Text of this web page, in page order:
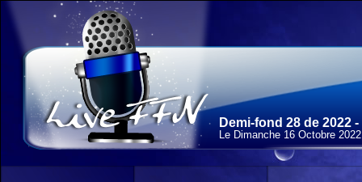
Demi-fond 28 de 2022 -
Le Dimanche 16 Octobre 2022